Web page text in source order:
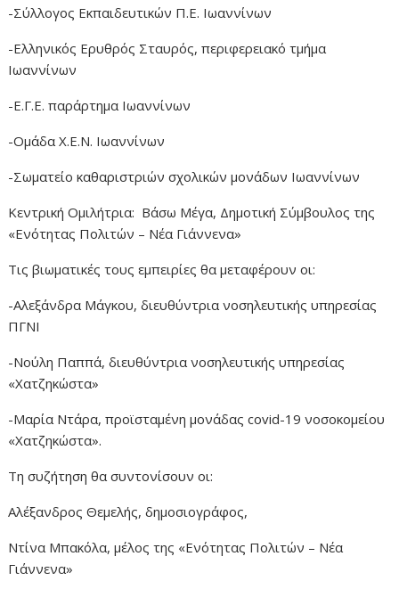
-Σύλλογος Εκπαιδευτικών Π.Ε. Ιωαννίνων
-Ελληνικός Ερυθρός Σταυρός, περιφερειακό τμήμα
Ιωαννίνων
-Ε.Γ.Ε. παράρτημα Ιωαννίνων
-Ομάδα Χ.Ε.Ν. Ιωαννίνων
-Σωματείο καθαριστριών σχολικών μονάδων Ιωαννίνων
Κεντρική Ομιλήτρια: Βάσω Μέγα, Δημοτική Σύμβουλος της
«Ενότητας Πολιτών – Νέα Γιάννενα»
Τις βιωματικές τους εμπειρίες θα μεταφέρουν οι:
-Αλεξάνδρα Μάγκου, διευθύντρια νοσηλευτικής υπηρεσίας
ΠΓΝΙ
-Νούλη Παππά, διευθύντρια νοσηλευτικής υπηρεσίας
«Χατζηκώστα»
-Μαρία Ντάρα, προϊσταμένη μονάδας covid-19 νοσοκομείου
«Χατζηκώστα».
Τη συζήτηση θα συντονίσουν οι:
Αλέξανδρος Θεμελής, δημοσιογράφος,
Ντίνα Μπακόλα, μέλος της «Ενότητας Πολιτών – Νέα
Γιάννενα»